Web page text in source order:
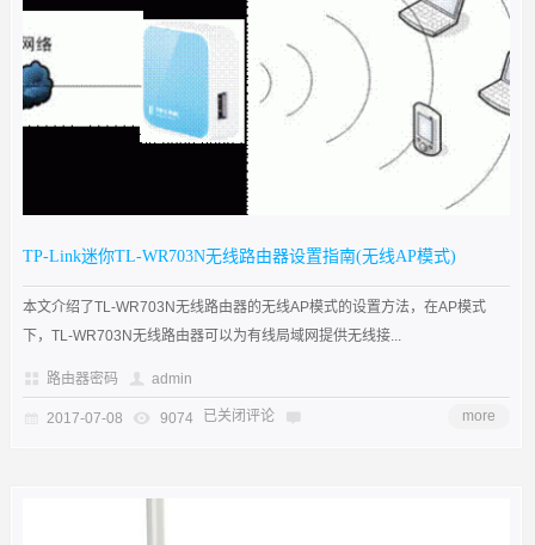
TP-Link迷你TL-WR703N无线路由器设置指南(无线AP模式)
本文介绍了TL-WR703N无线路由器的无线AP模式的设置方法，在AP模式
下，TL-WR703N无线路由器可以为有线局域网提供无线接...
路由器密码 admin
2017-07-08 9074 已关闭评论 more